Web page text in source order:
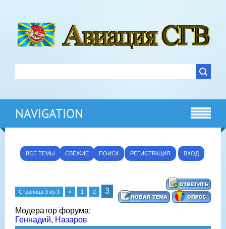
NAVIGATION
ВСЕ ТЕМЫ СВЕЖИЕ ПОИСК РЕГИСТРАЦИЯ ВХОД
Страница 3 из 3 « 1 2 3
Модератор форума:
Геннадий, Назаров